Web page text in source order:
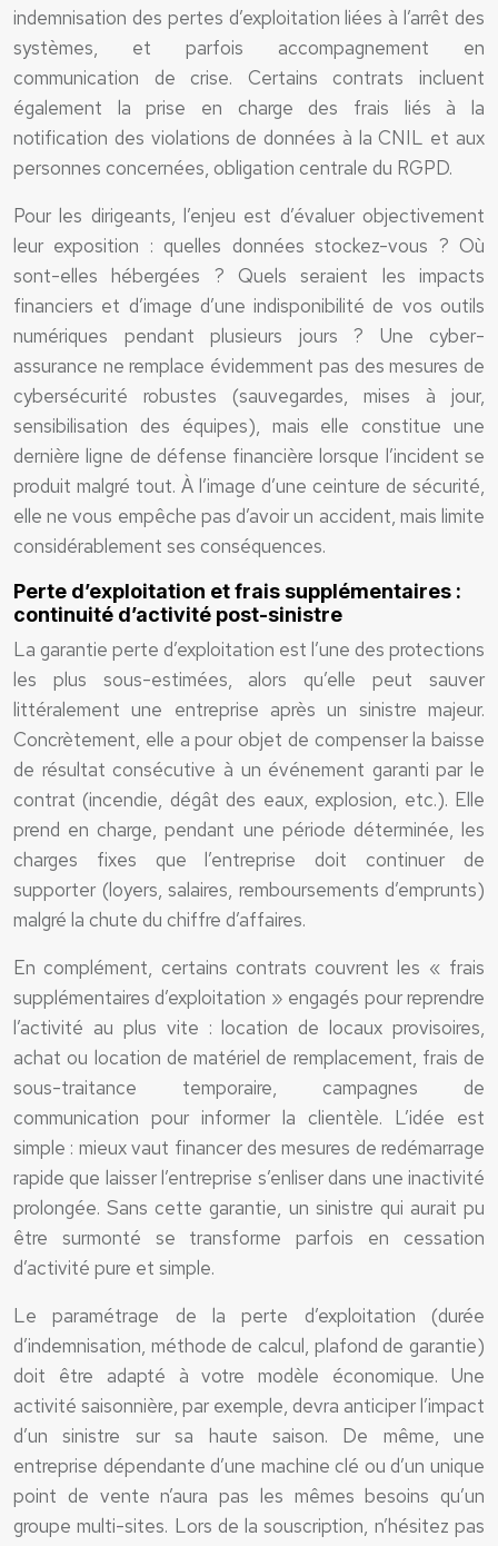
indemnisation des pertes d’exploitation liées à l’arrêt des
systèmes, et parfois accompagnement en
communication de crise. Certains contrats incluent
également la prise en charge des frais liés à la
notification des violations de données à la CNIL et aux
personnes concernées, obligation centrale du RGPD.
Pour les dirigeants, l’enjeu est d’évaluer objectivement
leur exposition : quelles données stockez-vous ? Où
sont-elles hébergées ? Quels seraient les impacts
financiers et d’image d’une indisponibilité de vos outils
numériques pendant plusieurs jours ? Une cyber-
assurance ne remplace évidemment pas des mesures de
cybersécurité robustes (sauvegardes, mises à jour,
sensibilisation des équipes), mais elle constitue une
dernière ligne de défense financière lorsque l’incident se
produit malgré tout. À l’image d’une ceinture de sécurité,
elle ne vous empêche pas d’avoir un accident, mais limite
considérablement ses conséquences.
Perte d’exploitation et frais supplémentaires :
continuité d’activité post-sinistre
La garantie perte d’exploitation est l’une des protections
les plus sous-estimées, alors qu’elle peut sauver
littéralement une entreprise après un sinistre majeur.
Concrètement, elle a pour objet de compenser la baisse
de résultat consécutive à un événement garanti par le
contrat (incendie, dégât des eaux, explosion, etc.). Elle
prend en charge, pendant une période déterminée, les
charges fixes que l’entreprise doit continuer de
supporter (loyers, salaires, remboursements d’emprunts)
malgré la chute du chiffre d’affaires.
En complément, certains contrats couvrent les « frais
supplémentaires d’exploitation » engagés pour reprendre
l’activité au plus vite : location de locaux provisoires,
achat ou location de matériel de remplacement, frais de
sous-traitance temporaire, campagnes de
communication pour informer la clientèle. L’idée est
simple : mieux vaut financer des mesures de redémarrage
rapide que laisser l’entreprise s’enliser dans une inactivité
prolongée. Sans cette garantie, un sinistre qui aurait pu
être surmonté se transforme parfois en cessation
d’activité pure et simple.
Le paramétrage de la perte d’exploitation (durée
d’indemnisation, méthode de calcul, plafond de garantie)
doit être adapté à votre modèle économique. Une
activité saisonnière, par exemple, devra anticiper l’impact
d’un sinistre sur sa haute saison. De même, une
entreprise dépendante d’une machine clé ou d’un unique
point de vente n’aura pas les mêmes besoins qu’un
groupe multi-sites. Lors de la souscription, n’hésitez pas